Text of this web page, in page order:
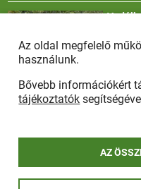
Afrikai
Az oldal megfelelő
használunk.
Bővebb információkért
tájékoztatók
AZ